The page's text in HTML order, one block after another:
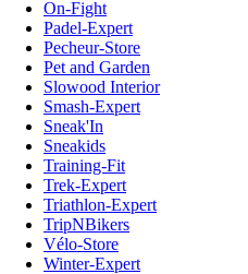
On-Fight
Padel-Expert
Pecheur-Store
Pet and Garden
Slowood Interior
Smash-Expert
Sneak'In
Sneakids
Training-Fit
Trek-Expert
Triathlon-Expert
TripNBikers
Vélo-Store
Winter-Expert